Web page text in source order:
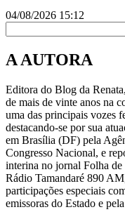
04/08/2026 15:12
A AUTORA
Editora do Blog da
de mais de vinte anos na
uma das principais vozes
destacando-se por sua
em Brasília (DF) pela
Congresso Nacional, e
interina no jornal Folha
Rádio Tamandaré 890
participações especiais
emissoras do Estado e